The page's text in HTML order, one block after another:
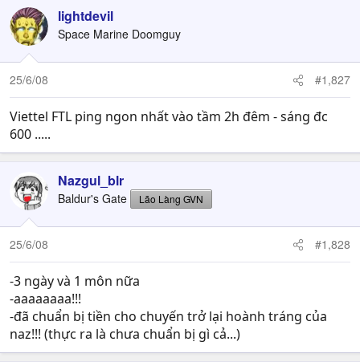
lightdevil
Space Marine Doomguy
25/6/08 #1,827
Viettel FTL ping ngon nhất vào tầm 2h đêm - sáng đc
600 .....
Nazgul_blr
Baldur's Gate Lão Làng GVN
25/6/08 #1,828
-3 ngày và 1 môn nữa
-aaaaaaaa!!!
-đã chuẩn bị tiền cho chuyến trở lại hoành tráng của
naz!!! (thực ra là chưa chuẩn bị gì cả...)